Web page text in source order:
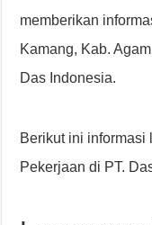
memberikan
Kamang, Kab.
Das Indonesia.
Berikut ini
Pekerjaan di PT.